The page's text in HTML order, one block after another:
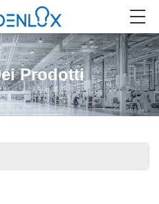
Prodotti